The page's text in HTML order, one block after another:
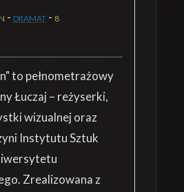
- DRAMAT - 8
to pełnometrażowy
Łuczaj – reżyserki,
wizualnej oraz
Instytutu Sztuk
Zrealizowana z